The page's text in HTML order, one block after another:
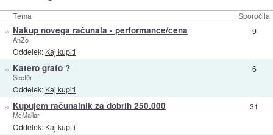
Tema Sporočila
» Nakup novega računala - performance/cena
AnZo
Oddelek: Kaj kupiti
9
» Katero grafo ?
Sect0r
Oddelek: Kaj kupiti
6
» Kupujem računalnik za dobrih 250.000
McMallar
Oddelek: Kaj kupiti
31